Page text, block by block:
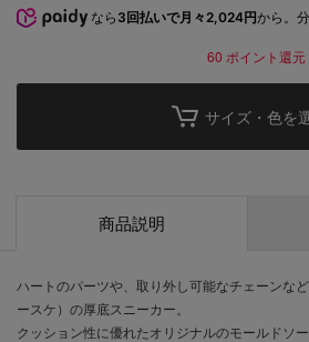
なら 3回払いで月々2,024円から。
60 ポイント還元
サイズ・色を
商品説明
ハートのパーツや、取り外し可能なチェーンな
ースケ）の厚底スニーカー。
クッション性に優れたオリジナルのモールドソ